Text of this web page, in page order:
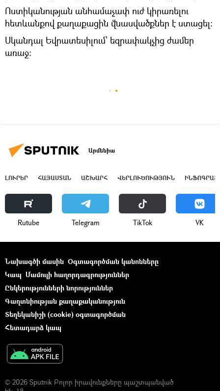
Ոստիկանության անհամաչափ ուժ կիրառելու
հետևանքով քաղաքացին վնասվածքներ է ստացել։
Սկանդալ Եվրատեսիլում՝ եզրափակչից ժամեր
առաջ:
Արմենիա
ԼՈՒՐԵՐ ՀԱՅԱՍՏԱՆ ԱՇԽԱՐՀ ՎԵՐԼՈՒԾՈՒԹՅՈՒՆ
Rutube Telegram ТikТоk VK
Նախագծի մասին Օգտագործման կանոնները
Կապ Մամուլի հաղորդագրություններ
Ընկերությունների նորություններ
Գաղտնիության քաղաքականություն
Տեղեկանիշի (cookie) օգտագործման
Հետադարձ կապ
© 2026 Sputnik Բոլոր իրավունքները պաշտպանված